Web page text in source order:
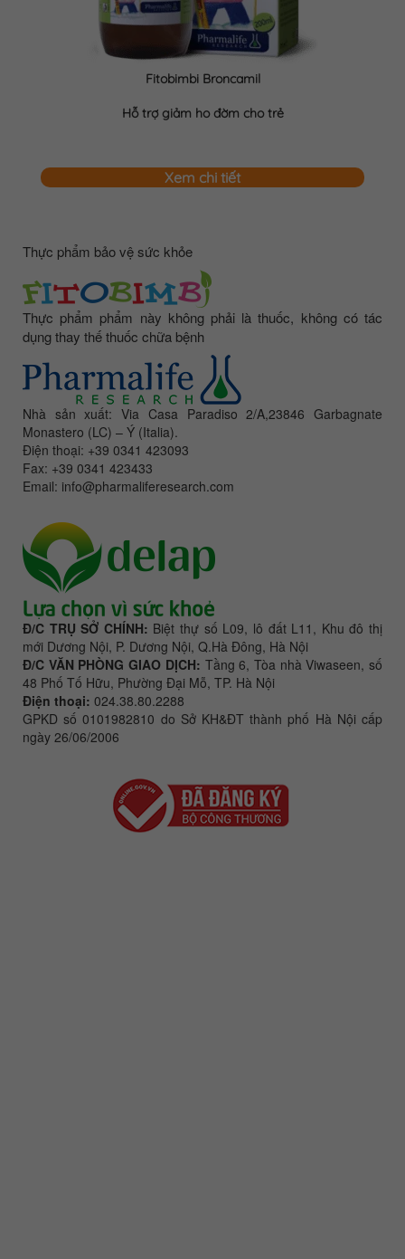
Fitobimbi Broncamil
Hỗ trợ giảm ho đờm cho trẻ
Xem chi tiết
Thực phẩm bảo vệ sức khỏe
Thực phẩm phẩm này không phải là thuốc, không có tác
dụng thay thế thuốc chữa bệnh
Nhà sản xuất: Via Casa Paradiso 2/A,23846 Garbagnate
Monastero (LC) – Ý (Italia).
Điện thoại: +39 0341 423093
Fax: +39 0341 423433
Email: info@pharmaliferesearch.com
Đ/C TRỤ SỞ CHÍNH: Biệt thự số L09, lô đất L11, Khu đô thị
mới Dương Nội, P. Dương Nội, Q.Hà Đông, Hà Nội
Đ/C VĂN PHÒNG GIAO DỊCH: Tầng 6, Tòa nhà Viwaseen, số
48 Phố Tố Hữu, Phường Đại Mỗ, TP. Hà Nội
Điện thoại: 024.38.80.2288
GPKD số 0101982810 do Sở KH&ĐT thành phố Hà Nội cấp
ngày 26/06/2006